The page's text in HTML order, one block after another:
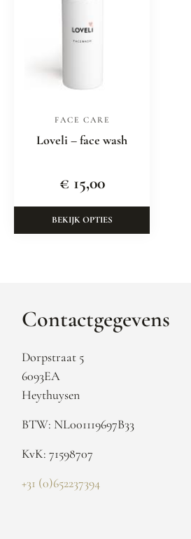
FACE CARE
Loveli – face wash
€ 15,00
BEKIJK OPTIES
Contactgegevens
Dorpstraat 5
6093EA
Heythuysen
BTW: NL001119697B33
KvK: 71598707
+31 (0)652237394